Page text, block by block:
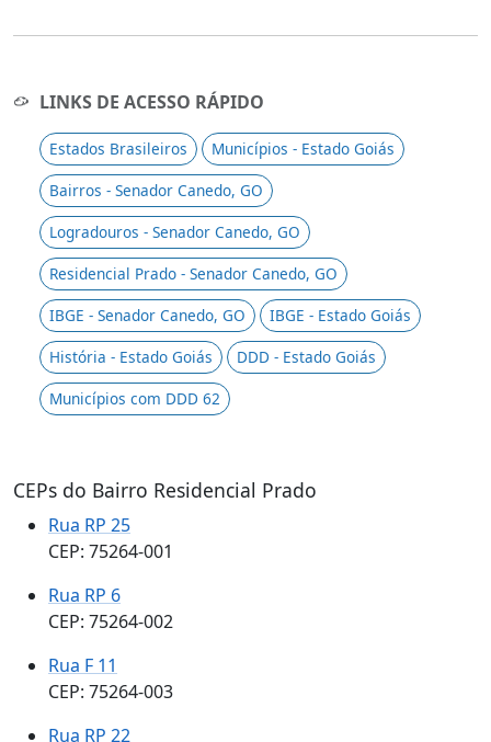
LINKS DE ACESSO RÁPIDO
Estados Brasileiros
Municípios - Estado Goiás
Bairros - Senador Canedo, GO
Logradouros - Senador Canedo, GO
Residencial Prado - Senador Canedo, GO
IBGE - Senador Canedo, GO
IBGE - Estado Goiás
História - Estado Goiás
DDD - Estado Goiás
Municípios com DDD 62
CEPs do Bairro Residencial Prado
Rua RP 25
CEP: 75264-001
Rua RP 6
CEP: 75264-002
Rua F 11
CEP: 75264-003
Rua RP 22